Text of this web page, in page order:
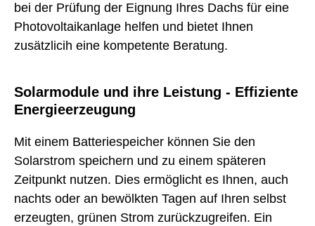
bei der Prüfung der Eignung Ihres Dachs für eine
Photovoltaikanlage helfen und bietet Ihnen
zusätzlicih eine kompetente Beratung.
Solarmodule und ihre Leistung - Effiziente
Energieerzeugung
Mit einem Batteriespeicher können Sie den
Solarstrom speichern und zu einem späteren
Zeitpunkt nutzen. Dies ermöglicht es Ihnen, auch
nachts oder an bewölkten Tagen auf Ihren selbst
erzeugten, grünen Strom zurückzugreifen. Ein